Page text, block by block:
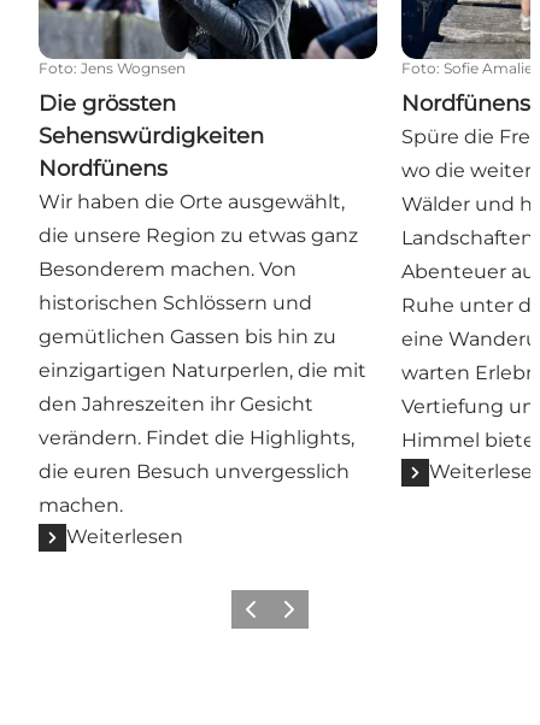
Foto: Jens Wognsen
Die grössten
Sehenswürdigkeiten
Nordfünens
Wir haben die Orte ausgewählt,
die unsere Region zu etwas ganz
Besonderem machen. Von
historischen Schlössern und
gemütlichen Gassen bis hin zu
einzigartigen Naturperlen, die mit
den Jahreszeiten ihr Gesicht
verändern. Findet die Highlights,
die euren Besuch unvergesslich
machen.
Weiterlesen
Foto: Sofie Amalie
Nordfünens
Spüre die
wo die
Wälder und
Abenteuer
Ruhe unter
eine
warten
Vertiefung
Himmel
Vorherige Folie
Nächste Folie